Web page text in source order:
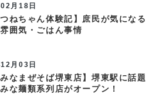
月18日
つねちゃん体験記】庶民が気になる
囲気・ごはん事情
月03日
みなまぜそば堺東店】堺東駅に話題
な麺類系列店がオープン！